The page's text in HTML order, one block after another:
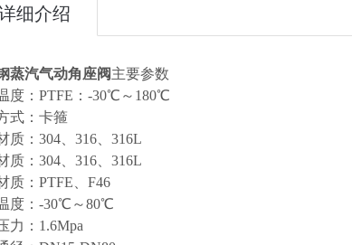
细介绍
蒸汽气动角座阀主要参数
度：PTFE：-30℃～180℃
式：卡箍
质：304、316、316L
质：304、316、316L
质：PTFE、F46
度：-30℃～80℃
力：1.6Mpa